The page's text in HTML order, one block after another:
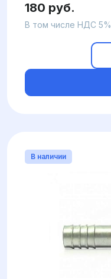
180 руб.
В том числе НДС 5%
В наличии